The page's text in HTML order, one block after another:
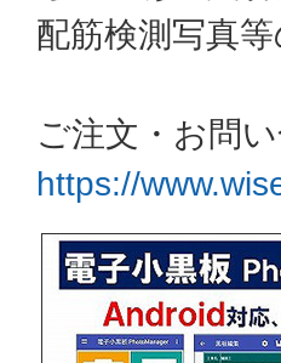
配筋検測写真
ご注文・お問
https://